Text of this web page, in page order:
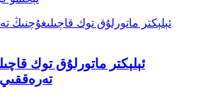
ئېلېكتر ماتورلۇق توك